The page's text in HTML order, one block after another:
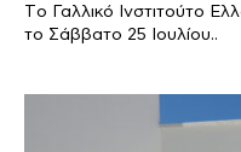
Tο Γαλλικό Ινστιτούτο
το Σάββατο 25 Ιουλίου..